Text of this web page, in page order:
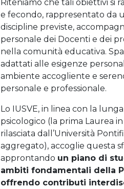
Riteniamo che tali obiettivi si
e fecondo, rappresentato da
discipline previste,
personale dei Docenti e dei
nella comunità educativa.
adattati alle esigenze
ambiente accogliente e
personale e professionale.
Lo IUSVE, in linea con la
psicologico (la prima Laurea
rilasciata dall’Università
aggregato), accoglie questa
approntando un piano di
ambiti fondamentali della
offrendo contributi